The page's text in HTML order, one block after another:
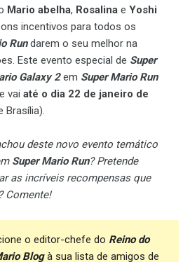
Mario abelha, Rosalina e Yoshi
incentivos para todos os
Rundarem o seu melhor na
Este evento especial de Super
Galaxy 2em Super Mario Run
vai até o dia 22 de janeiro de
Brasília).
deste novo evento temático
Super Mario Run? Pretende
as incríveis recompensas que
Comente!
o editor-chefe do Reino do
Blogà sua lista de amigos de